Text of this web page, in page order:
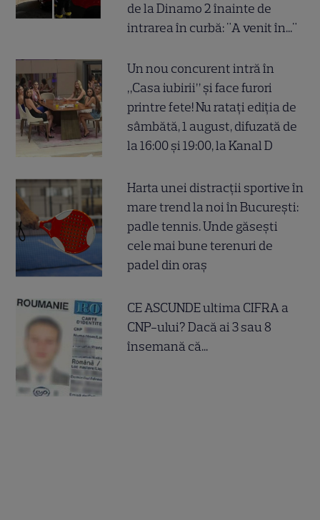
de la Dinamo 2 înainte de
intrarea în curbă: "A venit în..."
Un nou concurent intră în
„Casa iubirii” și face furori
printre fete! Nu ratați ediția de
sâmbătă, 1 august, difuzată de
la 16:00 și 19:00, la Kanal D
Harta unei distracții sportive în
mare trend la noi în București:
padle tennis. Unde găsești
cele mai bune terenuri de
padel din oraș
CE ASCUNDE ultima CIFRA a
CNP-ului? Dacă ai 3 sau 8
însemană că...